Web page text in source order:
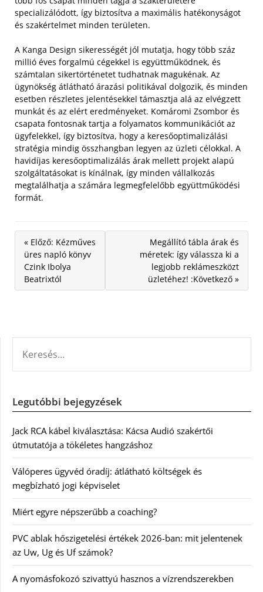
specializálódott, így biztosítva a maximális hatékonyságot
és szakértelmet minden területen.
A Kanga Design sikerességét jól mutatja, hogy több száz
millió éves forgalmú cégekkel is együttműködnek, és
számtalan sikertörténetet tudhatnak magukénak. Az
ügynökség átlátható árazási politikával dolgozik, és minden
esetben részletes jelentésekkel támasztja alá az elvégzett
munkát és az elért eredményeket. Komáromi Zsombor és
csapata fontosnak tartja a folyamatos kommunikációt az
ügyfelekkel, így biztosítva, hogy a keresőoptimalizálási
stratégia mindig összhangban legyen az üzleti célokkal. A
havidíjas keresőoptimalizálás árak mellett projekt alapú
szolgáltatásokat is kínálnak, így minden vállalkozás
megtalálhatja a számára legmegfelelőbb együttműködési
formát.
« Előző: Kézműves
üres napló könyv
Czink Ibolya
Beatrixtól
Megállító tábla árak és
méretek: így válassza ki a
legjobb reklámeszközt
üzletéhez! :Következő »
Legutóbbi bejegyzések
Jack RCA kábel kiválasztása: Kácsa Audió szakértői
útmutatója a tökéletes hangzáshoz
Válóperes ügyvéd óradíj: átlátható költségek és
megbízható jogi képviselet
Miért egyre népszerűbb a coaching?
PVC ablak hőszigetelési értékek 2026-ban: mit jelentenek
az Uw, Ug és Uf számok?
A nyomásfokozó szivattyú hasznos a vízrendszerekben